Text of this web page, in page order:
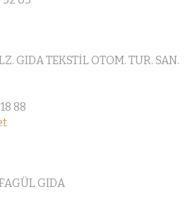
GIDA TEKSTİL OTOM. TUR. SAN.
88
GIDA